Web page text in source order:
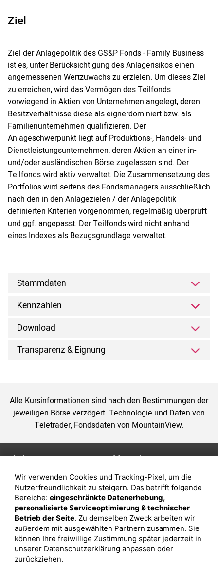
Ziel
Ziel der Anlagepolitik des GS&P Fonds - Family Business
ist es, unter Berücksichtigung des Anlagerisikos einen
angemessenen Wertzuwachs zu erzielen. Um dieses Ziel
zu erreichen, wird das Vermögen des Teilfonds
vorwiegend in Aktien von Unternehmen angelegt, deren
Besitzverhältnisse diese als eignerdominiert bzw. als
Familienunternehmen qualifizieren. Der
Anlageschwerpunkt liegt auf Produktions-, Handels- und
Dienstleistungsunternehmen, deren Aktien an einer in-
und/oder ausländischen Börse zugelassen sind. Der
Teilfonds wird aktiv verwaltet. Die Zusammensetzung des
Portfolios wird seitens des Fondsmanagers ausschließlich
nach den in den Anlagezielen / der Anlagepolitik
definierten Kriterien vorgenommen, regelmäßig überprüft
und ggf. angepasst. Der Teilfonds wird nicht anhand
eines Indexes als Bezugsgrundlage verwaltet.
Stammdaten
Kennzahlen
Download
Transparenz & Eignung
Alle Kursinformationen sind nach den Bestimmungen der
jeweiligen Börse verzögert. Technologie und Daten von
Teletrader, Fondsdaten von MountainView.
Anlage
Depot eröffnen
Depot vergleichen
Junior Depot
Top-Seller-Fonds
Top-Fonds
Fonds-Suche
Magazin
Was sind sind ETFs?
Sparplan Vorteile
Was ist ein Fonds?
Wir verwenden Cookies und Tracking-Pixel, um die
Nutzerfreundlichkeit zu steigern. Das betrifft folgende
Bereiche: eingeschränkte Datenerhebung,
personalisierte Serviceoptimierung & technischer
Betrieb der Seite. Zu demselben Zweck arbeiten wir
außerdem mit ausgewählten Partnern zusammen. Sie
können Ihre freiwillige Zustimmung später jederzeit in
unserer Datenschutzerklärung anpassen oder
zurückziehen.